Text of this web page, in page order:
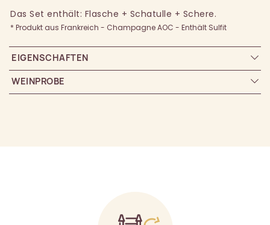
Das Set enthält: Flasche + Schatulle + Schere.
* Produkt aus Frankreich - Champagne AOC - Enthält Sulfit
EIGENSCHAFTEN
WEINPROBE